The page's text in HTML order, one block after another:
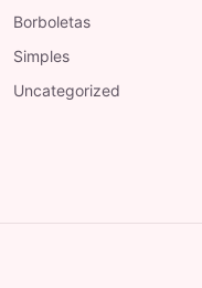
Borboletas
Simples
Uncategorized